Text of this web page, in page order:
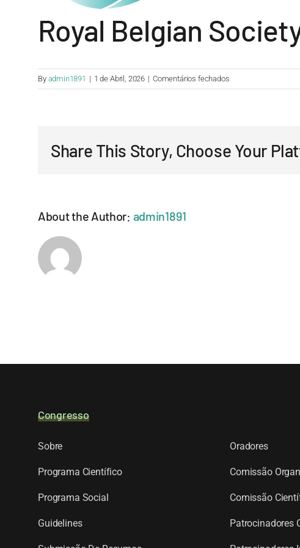
Royal Belgian
By admin1891 | 1 de Abril, 2026 | Comentários fechadosem
Royal
Plastic
Surgery
Share This Story, Choose Your
About the Author: admin1891
Congresso
Sobre
Programa Científico
Programa Social
Guidelines
Oradores
Comissão
Comissão
Patrocinadores